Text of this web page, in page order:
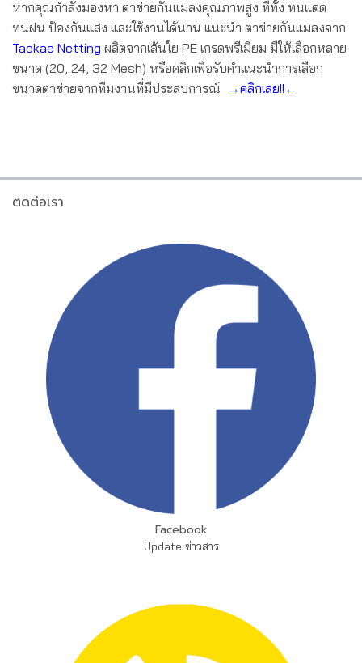
หากคุณกำลังมองหา ตาข่ายกันแมลงคุณภาพสูง ที่ทั้ง ทนแดด
ทนฝน ป้องกันแสง และใช้งานได้นาน แนะนำ ตาข่ายกันแมลงจาก
Taokae Netting ผลิตจากเส้นใย PE เกรดพรีเมียม มีให้เลือกหลาย
ขนาด (20, 24, 32 Mesh) หรือคลิกเพื่อรับคำแนะนำการเลือก
ขนาดตาข่ายจากทีมงานที่มีประสบการณ์ →คลิกเลย!! ←
ติดต่อเรา
Facebook
Update ข่าวสาร